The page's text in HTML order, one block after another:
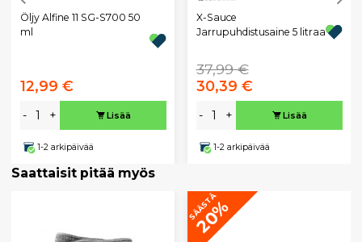
Öljy Alfine 11 SG-S700 50
ml
12,99 €
- + Lisää
1-2 arkipäivää
X-Sauce
Jarrupuhdistusaine 5 litraa
37,99 €
30,39 €
- + Lisää
1-2 arkipäivää
Saattaisit pitää myös
SÄÄSTÄ
20%